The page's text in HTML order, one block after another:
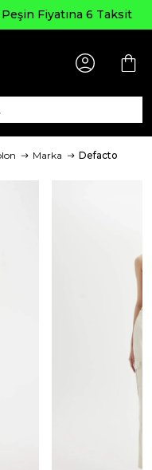
Fiyatına 6 Taksit
Marka Defacto